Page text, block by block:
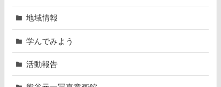
地域情報
学んでみよう
活動報告